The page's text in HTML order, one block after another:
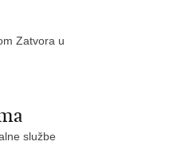
Zatvora u
službe